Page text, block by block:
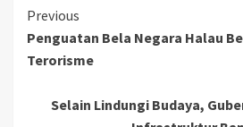
Continue
Reading
Previous
Penguatan Bela Negara Halau
Terorisme
Selain Lindungi Budaya,